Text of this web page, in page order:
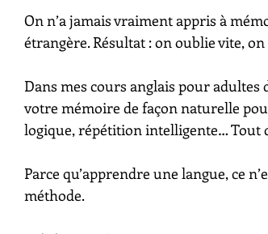
On n’a jamais vraiment appris à
étrangère. Résultat : on oublie vite, on
Dans mes cours anglais pour
votre mémoire de façon naturelle
logique, répétition intelligente… Tout
Parce qu’apprendre une langue, ce
méthode.